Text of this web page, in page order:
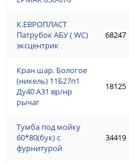
К.ЕВРОПЛАСТ
Патрубок АБУ ( WC)
эксцентрик
Кран шар. Бологое
(никель) 11Б27п1
Ду40 А31 вр/нр
рычаг
Тумба под мойку
60*80(бук) с
фурнитурой
68247
18125
34419